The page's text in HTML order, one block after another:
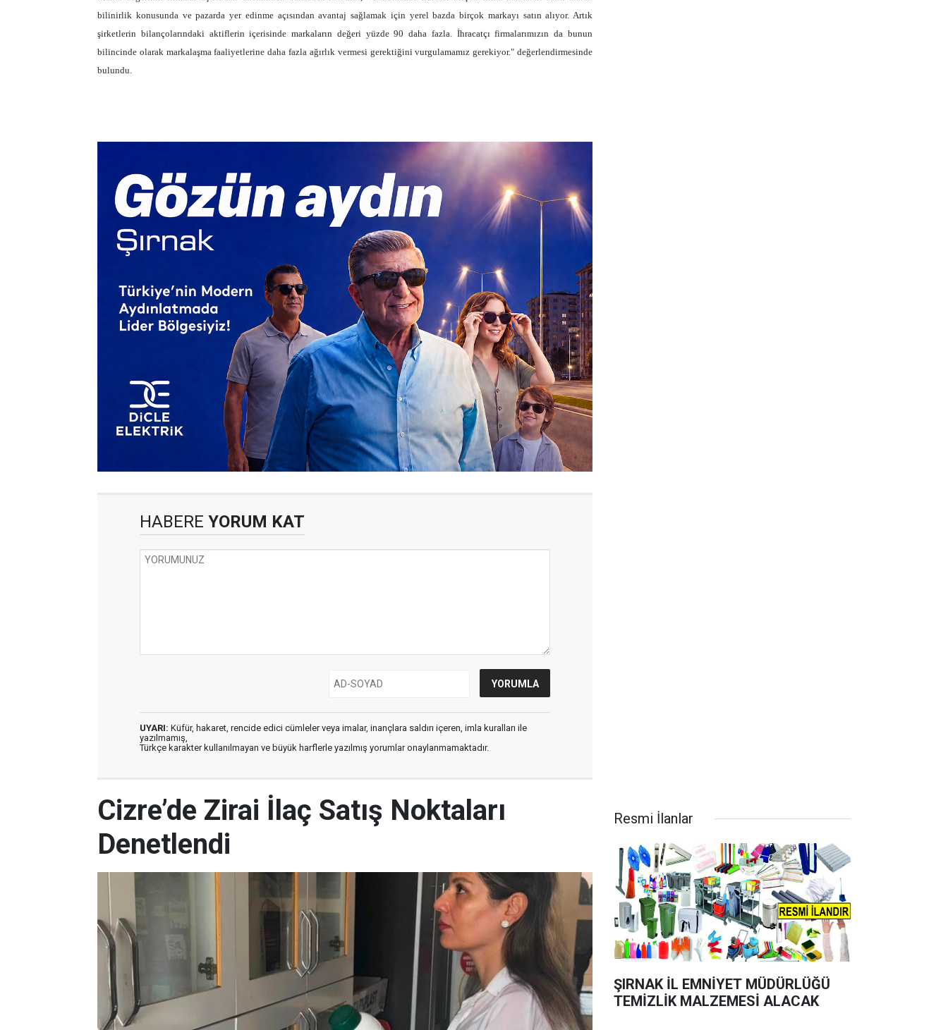
bilinirlik konusunda ve pazarda yer edinme açısından avantaj sağlamak için yerel bazda birçok markayı satın alıyor. Artık
şirketlerin bilançolarındaki aktiflerin içerisinde markaların değeri yüzde 90 daha fazla. İhracatçı firmalarımızın da bunun
bilincinde olarak markalaşma faaliyetlerine daha fazla ağırlık vermesi gerektiğini vurgulamamız gerekiyor." değerlendirmesinde
bulundu.
HABERE YORUM KAT
UYARI: Küfür, hakaret, rencide edici cümleler veya imalar, inançlara saldırı içeren, imla kuralları ile
yazılmamış,
Türkçe karakter kullanılmayan ve büyük harflerle yazılmış yorumlar onaylanmamaktadır.
Cizre’de Zirai İlaç Satış Noktaları
Denetlendi
Resmi İlanlar
ŞIRNAK İL EMNİYET MÜDÜRLÜĞÜ
TEMİZLİK MALZEMESİ ALACAK